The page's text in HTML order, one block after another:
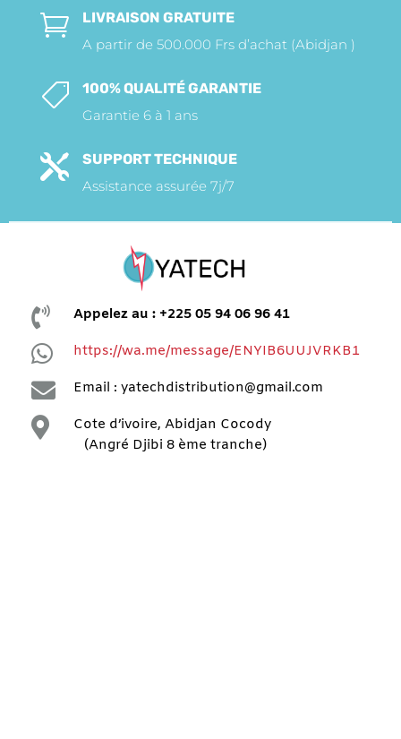

LIVRAISON GRATUITE
A partir de 500.000 Frs d’achat (Abidjan )

100% QUALITÉ GARANTIE
Garantie 6 à 1 ans

SUPPORT TECHNIQUE
Assistance assurée 7j/7
 Appelez au : +225 05 94 06 96 41
 https://wa.me/message/ENYIB6UUJVRKB1
 Email : yatechdistribution@gmail.com

Cote d’ivoire, Abidjan Cocody
(Angré Djibi 8 ème tranche)